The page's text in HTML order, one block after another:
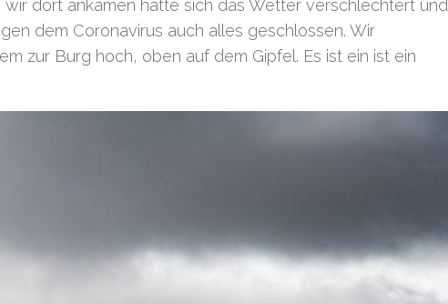
dort ankamen hatte sich das Wetter verschlechtert und
dem Coronavirus auch alles geschlossen. Wir
zur Burg hoch, oben auf dem Gipfel. Es ist ein ist ein